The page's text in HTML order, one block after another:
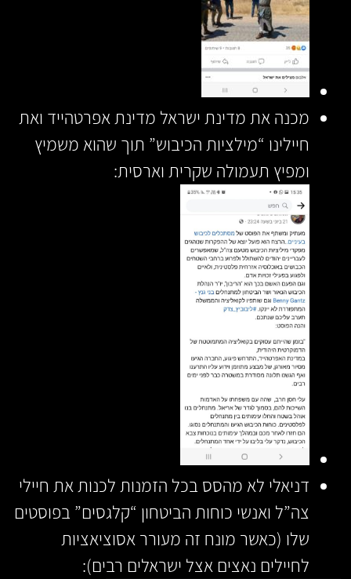
מכנה את מדינת ישראל מדינת אפרטהייד ואת
חיילינו “מילציות הכיבוש” תוך שהוא משמיץ
ומפיץ תעמולה שקרית וארסית:
דניאלי לא מהסס בכל הזמנות לכנות את חיילי
צה”ל ואנשי כוחות הביטחון “קלגסים” בפוסטים
שלו (כאשר מונח זה מעורר אסוציאציות
לחיילים נאצים אצל ישראלים רבים):